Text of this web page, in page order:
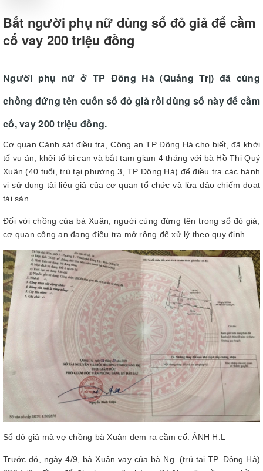
Bắt người phụ nữ dùng sổ đỏ giả để cầm
cố vay 200 triệu đồng
Người phụ nữ ở TP Đông Hà (Quảng Trị) đã cùng
chồng đứng tên cuốn sổ đỏ giả rồi dùng sổ này để cầm
cố, vay 200 triệu đồng.
Cơ quan Cảnh sát điều tra, Công an TP Đông Hà cho biết, đã khởi
tố vụ án, khởi tố bị can và bắt tạm giam 4 tháng với bà Hồ Thị Quý
Xuân (40 tuổi, trú tại phường 3, TP Đông Hà) để điều tra các hành
vi sử dụng tài liệu giả của cơ quan tổ chức và lừa đảo chiếm đoạt
tài sản.
Đối với chồng của bà Xuân, người cùng đứng tên trong sổ đỏ giả,
cơ quan công an đang điều tra mở rộng để xử lý theo quy định.
Sổ đỏ giả mà vợ chồng bà Xuân đem ra cầm cố. ẢNH H.L
Trước đó, ngày 4/9, bà Xuân vay của bà Ng. (trú tại TP. Đông Hà)